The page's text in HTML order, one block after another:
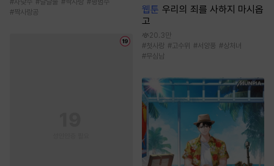
#자낮수 #달달물 #짝사랑 #평범수
#짝사랑공 웹툰 우리의 죄를 사하지 마시옵
고
20.3만
#첫사랑 #고수위 #서양풍 #상처녀
#무심남